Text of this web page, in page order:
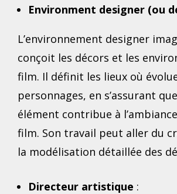
Environment designer (ou
L’environnement designer
conçoit les décors et les
film. Il définit les lieux où
personnages, en s’assurant
élément contribue à
film. Son travail peut aller du
la modélisation détaillée des
Directeur artistique :